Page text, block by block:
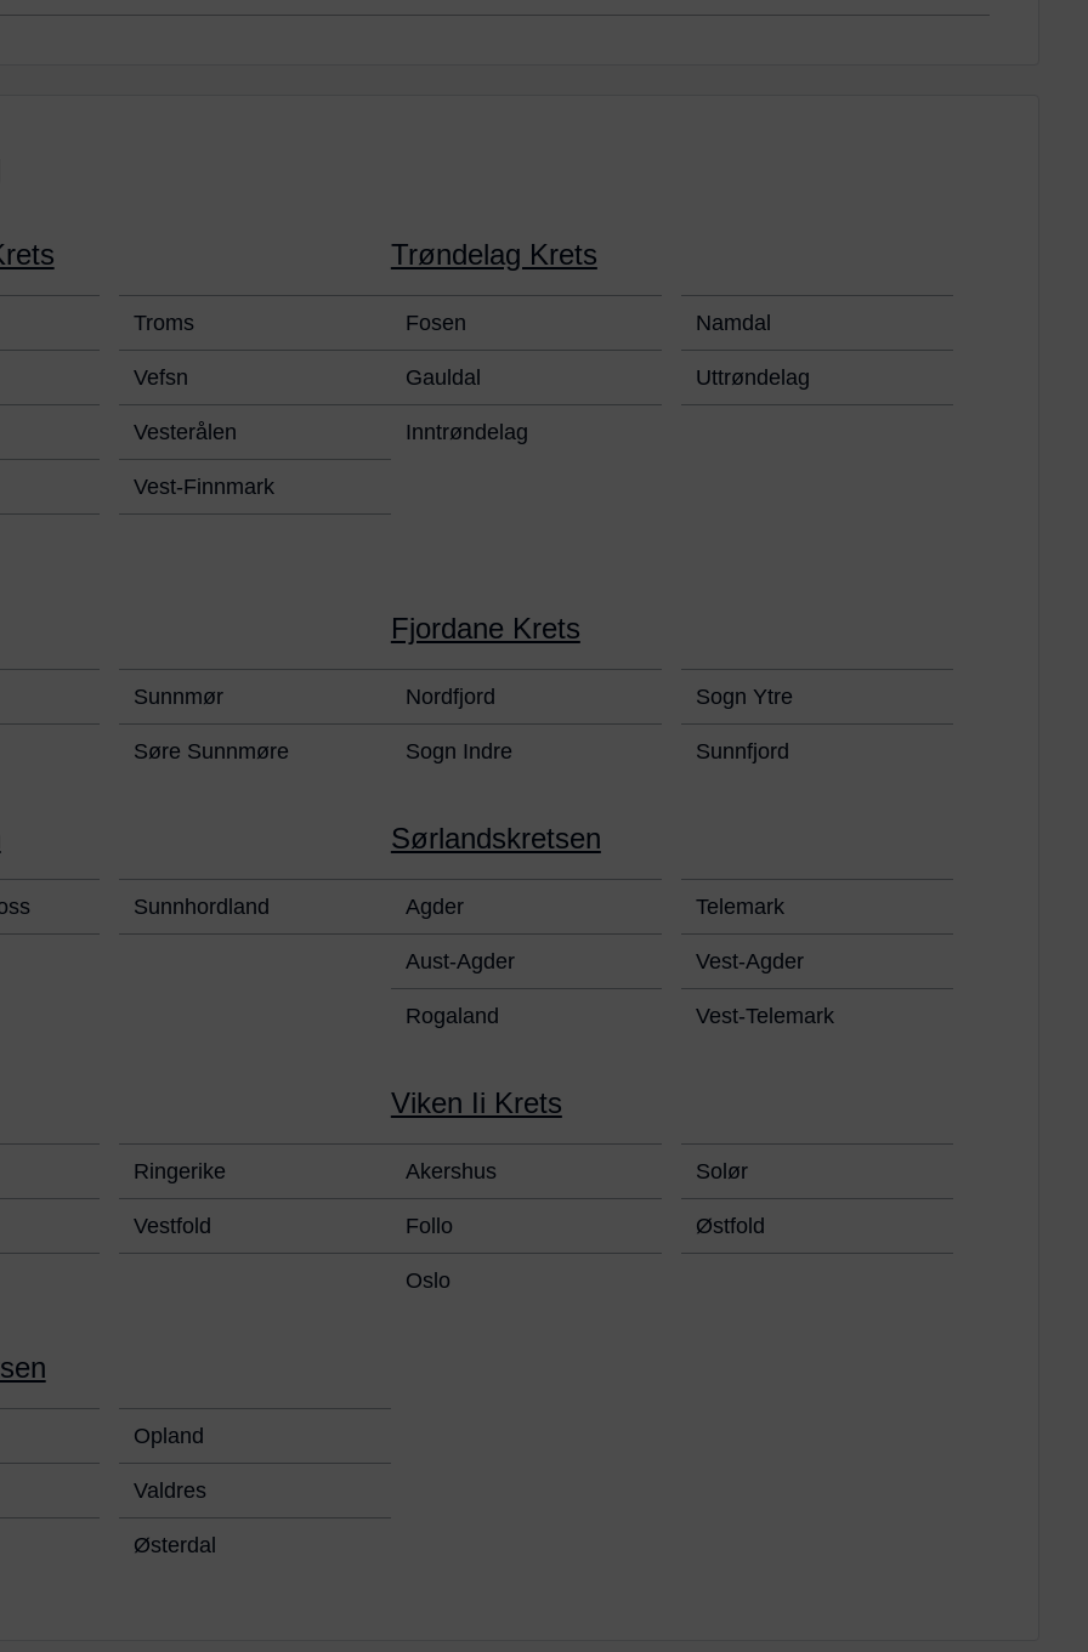
Troms
Vefsn
Vesterålen
Vest-Finnmark
Trøndelag Krets
Fosen
Gauldal
Inntrøndelag
Namdal
Uttrøndelag
Sunnmør
Søre Sunnmøre
Fjordane Krets
Nordfjord
Sogn Indre
Sogn Ytre
Sunnfjord
Sunnhordland
Sørlandskretsen
Agder
Aust-Agder
Rogaland
Telemark
Vest-Agder
Vest-Telemark
Ringerike
Vestfold
Viken Ii Krets
Akershus
Follo
Oslo
Solør
Østfold
Opland
Valdres
Østerdal